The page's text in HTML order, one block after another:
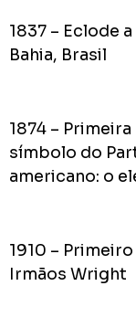
1837 – Eclode
Bahia, Brasil
1874 –
símbolo do
americano: o
1910 –
Irmãos Wright